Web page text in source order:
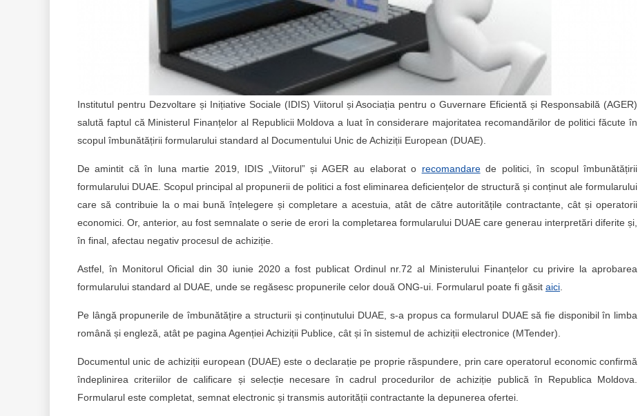
Institutul pentru Dezvoltare și Inițiative Sociale (IDIS) Viitorul și Asociația pentru o Guvernare Eficientă și Responsabilă (AGER)
salută faptul că Ministerul Finanțelor al Republicii Moldova a luat în considerare majoritatea recomandărilor de politici făcute în
scopul îmbunătățirii formularului standard al Documentului Unic de Achiziții European (DUAE).
De amintit că în luna martie 2019, IDIS „Viitorul” și AGER au elaborat o recomandarede politici, în scopul îmbunătățirii
formularului DUAE. Scopul principal al propunerii de politici a fost eliminarea deficiențelor de structură și conținut ale formularului
care să contribuie la o mai bună înțelegere și completare a acestuia, atât de către autoritățile contractante, cât și operatorii
economici. Or, anterior, au fost semnalate o serie de erori la completarea formularului DUAE care generau interpretări diferite și,
în final, afectau negativ procesul de achiziție.
Astfel, în Monitorul Oficial din 30 iunie 2020 a fost publicat Ordinul nr.72 al Ministerului Finanțelor cu privire la aprobarea
formularului standard al DUAE, unde se regăsesc propunerile celor două ONG-ui. Formularul poate fi găsit aici
Pe lângă propunerile de îmbunătățire a structurii și conținutului DUAE, s-a propus ca formularul DUAE să fie disponibil în limba
română și engleză, atât pe pagina Agenției Achiziții Publice, cât și în sistemul de achiziții electronice (MTender).
Documentul unic de achiziții european (DUAE) este o declarație pe proprie răspundere, prin care operatorul economic confirmă
îndeplinirea criteriilor de calificare și selecție necesare în cadrul procedurilor de achiziție publică în Republica Moldova.
Formularul este completat, semnat electronic și transmis autorității contractante la depunerea ofertei.